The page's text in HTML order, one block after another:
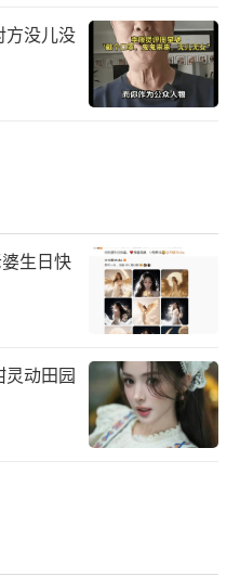
没意识到，这种笨拙
这样就好，但至少有
种不自觉的真实。他
外说错话，这些漏洞
打破了排练好的节
。真人秀尤其依赖这
不再拼命修剪这些段
加花字，把失误做成
节目组和观众心照不
方没儿没
生日快
动田园